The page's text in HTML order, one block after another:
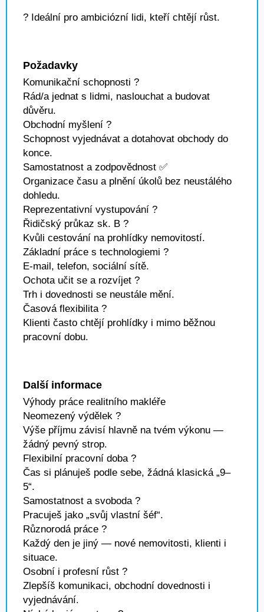
? Ideální pro ambiciózní lidi, kteří chtějí růst.
Požadavky
Komunikační schopnosti ?️
Rád/a jednat s lidmi, naslouchat a budovat
důvěru.
Obchodní myšlení ?
Schopnost vyjednávat a dotahovat obchody do
konce.
Samostatnost a zodpovědnost ✅
Organizace času a plnění úkolů bez neustálého
dohledu.
Reprezentativní vystupování ?
Řidičský průkaz sk. B ?
Kvůli cestování na prohlídky nemovitostí.
Základní práce s technologiemi ?
E-mail, telefon, sociální sítě.
Ochota učit se a rozvíjet ?
Trh i dovednosti se neustále mění.
Časová flexibilita ?
Klienti často chtějí prohlídky i mimo běžnou
pracovní dobu.
Další informace
Výhody práce realitního makléře
Neomezený výdělek ?
Výše příjmu závisí hlavně na tvém výkonu —
žádný pevný strop.
Flexibilní pracovní doba ?
Čas si plánuješ podle sebe, žádná klasická „9–
5“.
Samostatnost a svoboda ?
Pracuješ jako „svůj vlastní šéf“.
Různorodá práce ?
Každý den je jiný — nové nemovitosti, klienti i
situace.
Osobní i profesní růst ?
Zlepšíš komunikaci, obchodní dovednosti i
vyjednávání.